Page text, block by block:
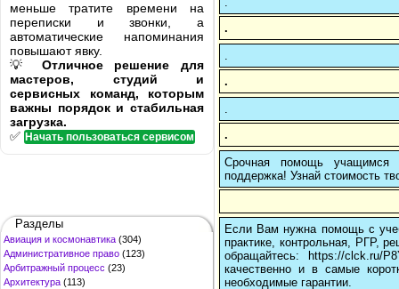
меньше тратите времени на
переписки и звонки, а
автоматические напоминания
повышают явку.
💡 Отличное решение для
мастеров, студий и
сервисных команд, которым
важны порядок и стабильная
загрузка.
✅ Начать пользоваться сервисом
Разделы
Авиация и космонавтика (304)
Административное право (123)
Арбитражный процесс (23)
Архитектура (113)
.
.
.
Срочная помощь учащимся в
поддержка! Узнай стоимость
Если Вам нужна помощь с
практике, контрольная, РГР,
обращайтесь: https://clck.ru/
качественно и в самые
необходимые гарантии.